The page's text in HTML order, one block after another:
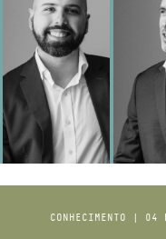
CONHECIMENTO | 04